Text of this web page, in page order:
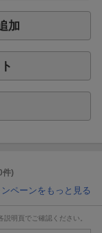
加
件)
ペーンをもっと見る
明頁でご確認ください。